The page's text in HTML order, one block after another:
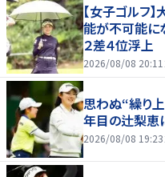
【女子ゴルフ
能が不可能に
２差４位浮上
2026/08/08 20:11
思わぬ“繰り
年目の辻梨恵
2026/08/08 19:23